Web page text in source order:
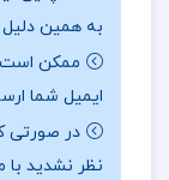
رامین کریمی
این کتاب با
آموزش
به همین دلیل
ایمیل شما
در صورتی
نظر نشدید با